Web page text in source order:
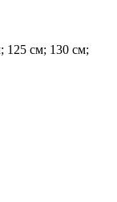
125 см; 130 см;